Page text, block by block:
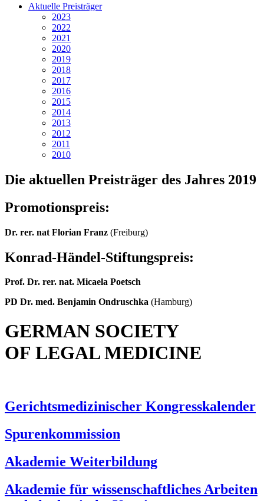
Aktuelle Preisträger
2023
2022
2021
2020
2019
2018
2017
2016
2015
2014
2013
2012
2011
2010
Die aktuellen Preisträger des Jahres 2019
Promotionspreis:
Dr. rer. nat Florian Franz (Freiburg)
Konrad-Händel-Stiftungspreis:
Prof. Dr. rer. nat. Micaela Poetsch
PD Dr. med. Benjamin Ondruschka (Hamburg)
GERMAN SOCIETY
OF LEGAL MEDICINE
Gerichtsmedizinischer Kongresskalender
Spurenkommission
Akademie Weiterbildung
Akademie für wissenschaftliches Arbeiten